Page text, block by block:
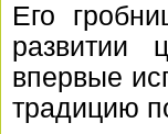
Его
развитии
впервые
традицию